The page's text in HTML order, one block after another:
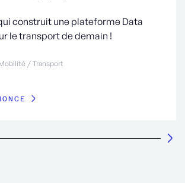
construit une plateforme Data
le transport de demain !
/ Transport